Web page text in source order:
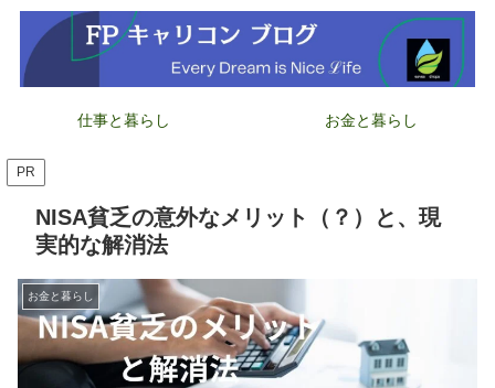
仕事と暮らし お金と暮らし
PR
NISA貧乏の意外なメリット（？）と、現
実的な解消法
お金と暮らし